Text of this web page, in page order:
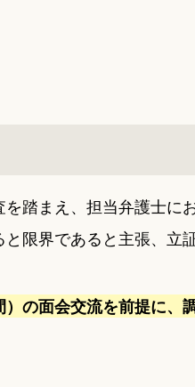
踏まえ、担当弁護士に
限界であると主張、立
の面会交流を前提に、